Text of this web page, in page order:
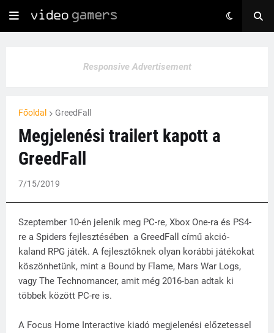
Responsive Advertisement
Főoldal GreedFall
Megjelenési trailert kapott a
GreedFall
7/15/2019
Szeptember 10-én jelenik meg PC-re, Xbox One-ra és PS4-
re a Spiders fejlesztésében a GreedFall című akció-
kaland RPG játék. A fejlesztőknek olyan korábbi játékokat
köszönhetünk, mint a Bound by Flame, Mars War Logs,
vagy The Technomancer, amit még 2016-ban adtak ki
többek között PC-re is.
A Focus Home Interactive kiadó megjelenési előzetessel